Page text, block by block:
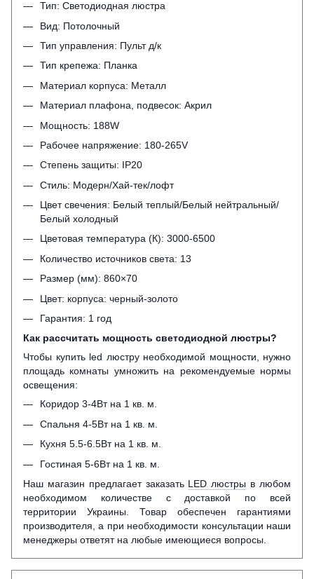
Тип: Светодиодная люстра
Вид: Потолочный
Тип управления: Пульт д/к
Тип крепежа: Планка
Материал корпуса: Металл
Материал плафона, подвесок: Акрил
Мощность: 188W
Рабочее напряжение: 180-265V
Степень защиты: IP20
Стиль: Модерн/Хай-тек/лофт
Цвет свечения: Белый теплый/Белый нейтральный/
Белый холодный
Цветовая температура (К): 3000-6500
Количество источников света: 13
Размер (мм): 860×70
Цвет: корпуса: черный-золото
Гарантия: 1 год
Как рассчитать мощность светодиодной люстры?
Чтобы купить led люстру необходимой мощности, нужно
площадь комнаты умножить на рекомендуемые нормы
освещения:
Коридор 3-4Вт на 1 кв. м.
Спальня 4-5Вт на 1 кв. м.
Кухня 5.5-6.5Вт на 1 кв. м.
Гостиная 5-6Вт на 1 кв. м.
Наш магазин предлагает заказать LED люстры в любом
необходимом количестве с доставкой по всей
территории Украины. Товар обеспечен гарантиями
производителя, а при необходимости консультации наши
менеджеры ответят на любые имеющиеся вопросы.